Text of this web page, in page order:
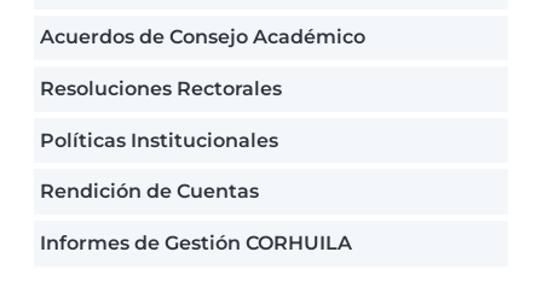
Acuerdos de Consejo Académico
Resoluciones Rectorales
Políticas Institucionales
Rendición de Cuentas
Informes de Gestión CORHUILA